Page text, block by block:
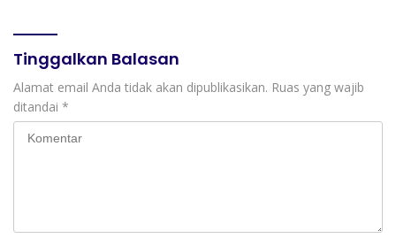
Tinggalkan Balasan
Alamat email Anda tidak akan dipublikasikan. Ruas yang wajib
ditandai *